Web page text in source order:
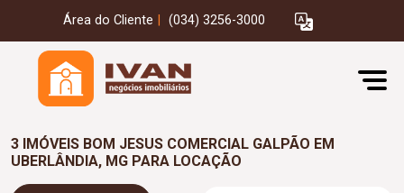
Área do Cliente (034) 3256-3000
3 IMÓVEIS BOM JESUS COMERCIAL GALPÃO EM
UBERLÂNDIA, MG PARA LOCAÇÃO